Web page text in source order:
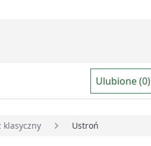
Ulubione (0)
klasyczny Ustroń